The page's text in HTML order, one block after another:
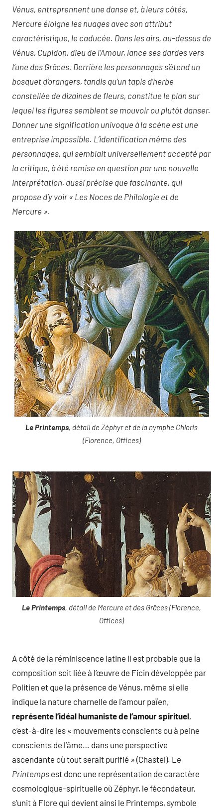
Vénus, entreprennent une danse et, à leurs côtés,
Mercure éloigne les nuages avec son attribut
caractéristique, le caducée. Dans les airs, au-dessus de
Vénus, Cupidon, dieu de l’Amour, lance ses dardes vers
l’une des Grâces. Derrière les personnages s’étend un
bosquet d’orangers, tandis qu’un tapis d’herbe
constellée de dizaines de fleurs, constitue le plan sur
lequel les figures semblent se mouvoir ou plutôt danser.
Donner une signification univoque à la scène est une
entreprise impossible. L’identification même des
personnages, qui semblait universellement accepté par
la critique, à été remise en question par une nouvelle
interprétation, aussi précise que fascinante, qui
propose d’y voir « Les Noces de Philologie et de
Mercure ».
Le Printemps, détail de Zéphyr et de la nymphe Chloris
(Florence, Offices)
Le Printemps, détail de Mercure et des Grâces (Florence,
Offices)
A côté de la réminiscence latine il est probable que la
composition soit liée à l’œuvre de Ficin développée par
Politien et que la présence de Vénus, même si elle
indique la nature charnelle de l’amour païen,
représente l’idéal humaniste de l’amour spirituel,
c’est-à-dire les « mouvements conscients ou à peine
conscients de l’âme… dans une perspective
ascendante où tout serait purifié » (Chastel). Le
Printemps est donc une représentation de caractère
cosmologique-spirituelle où Zéphyr, le fécondateur,
s’unit à Flore qui devient ainsi le Printemps, symbole